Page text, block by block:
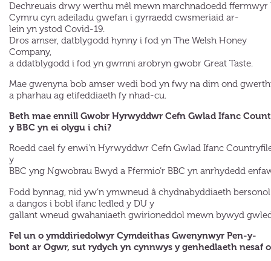
Dechreuais drwy werthu mêl mewn marchnadoedd ffermwyr
Cymru cyn adeiladu gwefan i gyrraedd cwsmeriaid ar-
lein yn ystod Covid-19.
Dros amser, datblygodd hynny i fod yn The Welsh Honey
Company,
a ddatblygodd i fod yn gwmni arobryn gwobr Great Taste.
Mae gwenyna bob amser wedi bod yn fwy na dim ond
a pharhau ag etifeddiaeth fy nhad-cu.
Beth mae ennill Gwobr Hyrwyddwr Cefn Gwlad Ifanc
y BBC yn ei olygu i chi?
Roedd cael fy enwi’n Hyrwyddwr Cefn Gwlad Ifanc
y
BBC yng Ngwobrau Bwyd a Ffermio’r BBC yn anrhydedd
Fodd bynnag, nid yw’n ymwneud â chydnabyddiaeth
a dangos i bobl ifanc ledled y DU y
gallant wneud gwahaniaeth gwirioneddol mewn bywyd
Fel un o ymddiriedolwyr Cymdeithas Gwenynwyr Pen-y-
bont ar Ogwr, sut rydych yn cynnwys y genhedlaeth nesaf